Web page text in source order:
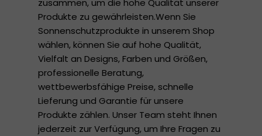
zusammen, um die hohe Qualität unserer
Produkte zu gewährleisten.Wenn Sie
Sonnenschutzprodukte in unserem Shop
wählen, können Sie auf hohe Qualität,
Vielfalt an Designs, Farben und Größen,
professionelle Beratung,
wettbewerbsfähige Preise, schnelle
Lieferung und Garantie für unsere
Produkte zählen. Unser Team steht Ihnen
jederzeit zur Verfügung, um Ihre Fragen zu